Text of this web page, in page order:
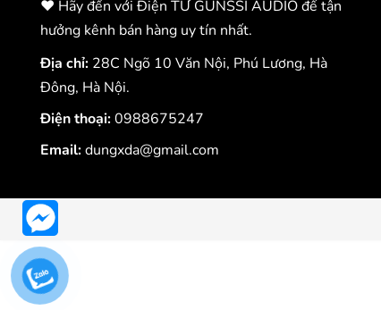
❤️ Hãy đến với Điện TỬ GUNSSI AUDIO để tận
hưởng kênh bán hàng uy tín nhất.
Địa chỉ: 28C Ngõ 10 Văn Nội, Phú Lương, Hà
Đông, Hà Nội.
Điện thoại:0988675247
Email:dungxda@gmail.com